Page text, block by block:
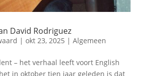
David Rodriguez
| okt 23, 2025 | Algemeen
– het verhaal leeft voort English
in oktober tien jaar geleden is dat